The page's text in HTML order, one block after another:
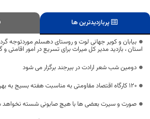
پربازدیدترین ها
بیابان و کویر جهانی لوت و روستای دهسلم موردتوجه
استان ، بازدید مدیر کل میراث برای تسریع در امور اقامتی
دومین شب شعر ارادت در بیرجند برگزار می شود
120 کارگاه اقتصاد مقاومتی به مناسبت هفته بسیج به بهره برداری می رسد
صورت و سیرت بعضی ها با هیچ صابونی شسته